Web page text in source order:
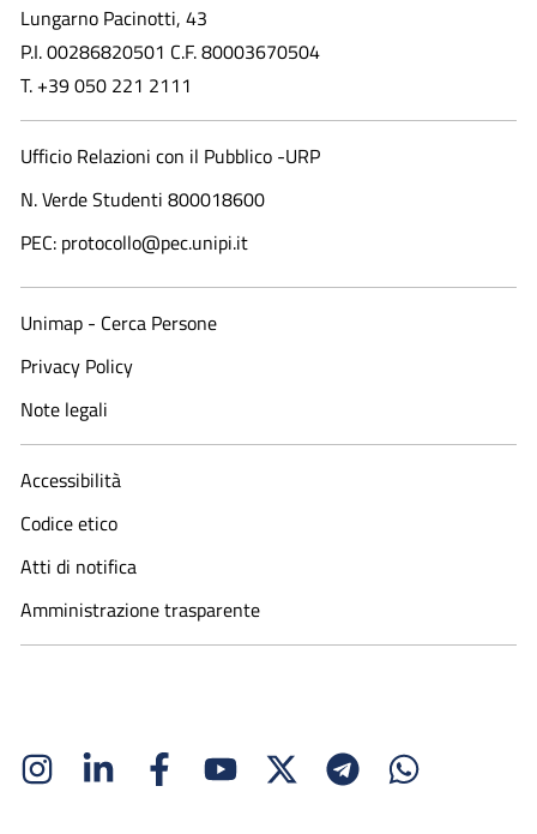
Lungarno Pacinotti, 43
P.I. 00286820501 C.F. 80003670504
T. +39 050 221 2111
Ufficio Relazioni con il Pubblico -URP
N. Verde Studenti 800018600​
PEC: protocollo@pec.unipi.it
Unimap - Cerca Persone
Privacy Policy
Note legali
Accessibilità
Codice etico
Atti di notifica
Amministrazione trasparente